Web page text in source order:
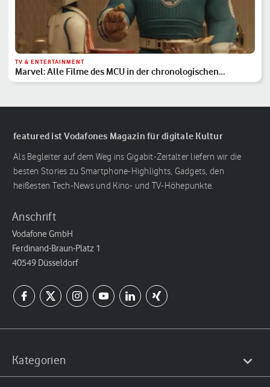
TV & ENTERTAINMENT
Marvel: Alle Filme des MCU in der chronologischen
Reihenfolge
featured ist Vodafones Magazin für digitale Kultur
Als Begleiter auf dem Weg ins Gigabit-Zeitalter liefern wir die
besten Stories zu Smartphone-Highlights, Gadgets, den
heißesten Tech-News und Kino- und TV-Höhepunkte.
Anschrift
Vodafone GmbH
Ferdinand-Braun-Platz 1
40549 Düsseldorf
Kategorien